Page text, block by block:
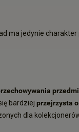
ma jedynie charakter
bardziej przejrzysta
dla